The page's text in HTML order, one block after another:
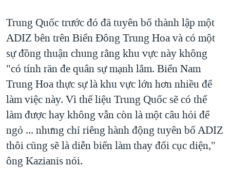
Trung Quốc trước đó đã tuyên bố thành lập một
ADIZ bên trên Biển Đông Trung Hoa và có một
sự đồng thuận chung rằng khu vực này không
"có tính răn đe quân sự mạnh lắm. Biển Nam
Trung Hoa thực sự là khu vực lớn hơn nhiều để
làm việc này. Vì thế liệu Trung Quốc sẽ có thể
làm được hay không vẫn còn là một câu hỏi để
ngỏ ... nhưng chỉ riêng hành động tuyên bố ADIZ
thôi cũng sẽ là diễn biến làm thay đổi cục diện,"
ông Kazianis nói.